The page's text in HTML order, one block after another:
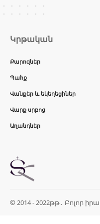
Կրթական
Քարոզներ
Պահք
Վանքեր և եկեղեցիներ
Վարք սրբոց
Աղանդներ
© 2014 - 2022թթ․ Բոլոր